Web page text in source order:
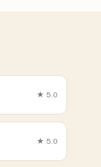
★ 5.0
★ 5.0